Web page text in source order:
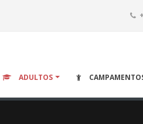
ADULTOS